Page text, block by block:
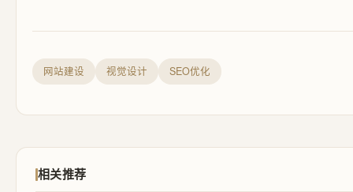
网站建设 视觉设计 SEO优化
相关推荐